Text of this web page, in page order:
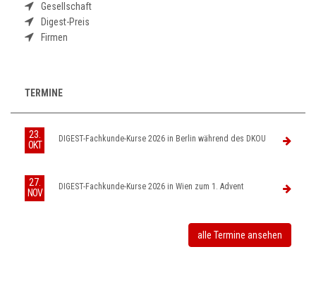
Gesellschaft
Digest-Preis
Firmen
TERMINE
23.
OKT
DIGEST-Fachkunde-Kurse 2026 in Berlin während des DKOU
27.
NOV
DIGEST-Fachkunde-Kurse 2026 in Wien zum 1. Advent
alle Termine ansehen